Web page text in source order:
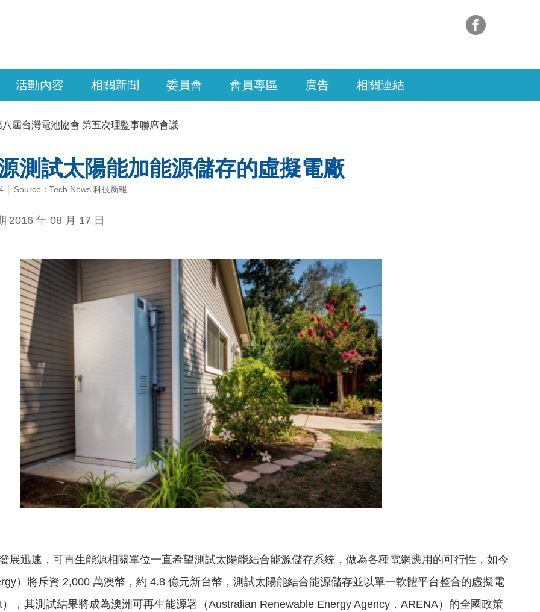
活動內容 相關新聞 委員會 會員專區 廣告 相關連結
八屆台灣電池協會 第五次理監事聯席會議
測試太陽能加能源儲存的虛擬電廠
│ Source：Tech News 科技新報
2016 年 08 月 17 日
展迅速，可再生能源相關單位一直希望測試太陽能結合能源儲存系統，做為各種電網應用的可行性，如今
）將斥資 2,000 萬澳幣，約 4.8 億元新台幣，測試太陽能結合能源儲存並以單一軟體平台整合的虛擬電
），其測試結果將成為澳洲可再生能源署（Australian Renewable Energy Agency ， ARENA）的全國政策